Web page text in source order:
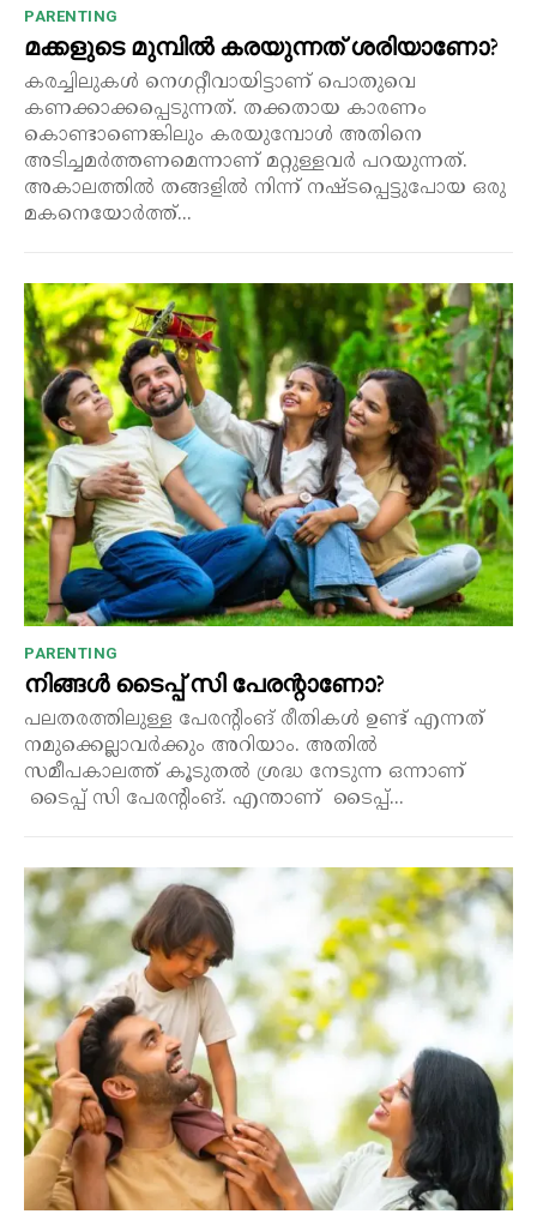
PARENTING
മക്കളുടെ മുമ്പിൽ കരയുന്നത് ശരിയാണോ?
കരച്ചിലുകൾ നെഗറ്റീവായിട്ടാണ് പൊതുവെ
കണക്കാക്കപ്പെടുന്നത്. തക്കതായ കാരണം
കൊണ്ടാണെങ്കിലും കരയുമ്പോൾ അതിനെ
അടിച്ചമർത്തണമെന്നാണ് മറ്റുള്ളവർ പറയുന്നത്.
അകാലത്തിൽ തങ്ങളിൽ നിന്ന് നഷ്ടപ്പെട്ടുപോയ ഒരു
മകനെയോർത്ത്...
PARENTING
നിങ്ങൾ ടൈപ്പ് സി പേരന്റാണോ?
പലതരത്തിലുള്ള പേരന്റിംങ് രീതികൾ ഉണ്ട് എന്നത്
നമുക്കെല്ലാവർക്കും അറിയാം. അതിൽ
സമീപകാലത്ത് കൂടുതൽ ശ്രദ്ധ നേടുന്ന ഒന്നാണ്
ടൈപ്പ് സി പേരന്റിംങ്. എന്താണ് ടൈപ്പ്...